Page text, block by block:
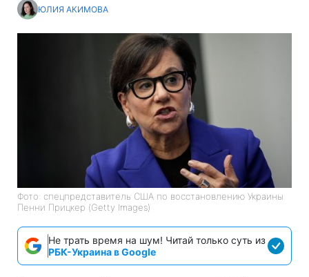
ЮЛИЯ АКИМОВА
Фото: спецпредставитель США по восстановлению Украины
Пенни Прицкер (Getty Images)
Не трать время на шум! Читай только суть из
РБК-Украина в Google